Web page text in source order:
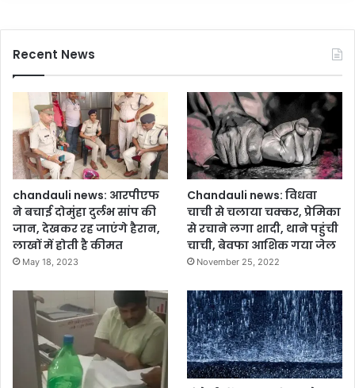
Recent News
chandauli news: आरपीएफ
ने बचाई दोमुंहा दुर्लभ सांप की
जान, देखकर रह जाएंगे हैरान,
लाखों में होती है कीमत
May 18, 2023
Chandauli news: विधवा
चाची से चलाया चक्कर, प्रेमिका
से रचाने लगा शादी, थाने पहुंची
चाची, बेवफा आशिक गया जेल
November 25, 2022